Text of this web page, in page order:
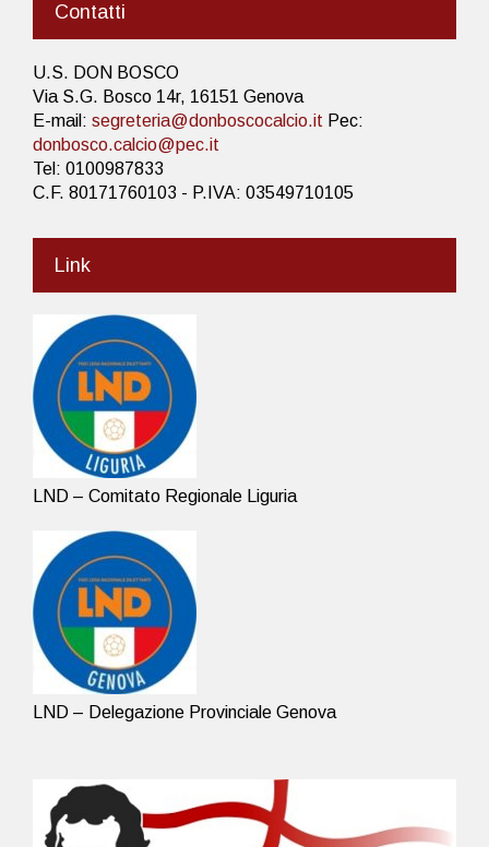
Contatti
U.S. DON BOSCO
Via S.G. Bosco 14r, 16151 Genova
E-mail: segreteria@donboscocalcio.it Pec:
donbosco.calcio@pec.it
Tel: 0100987833
C.F. 80171760103 - P.IVA: 03549710105
Link
LND – Comitato Regionale Liguria
LND – Delegazione Provinciale Genova